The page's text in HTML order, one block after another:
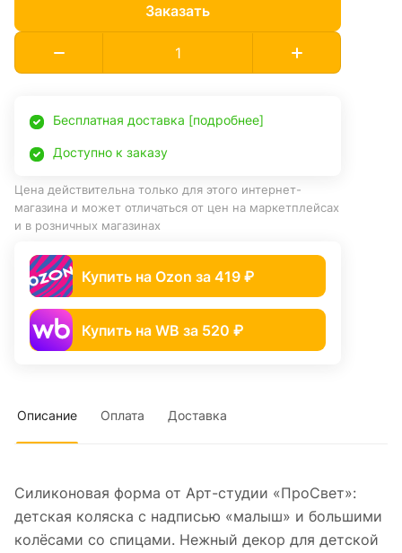
Заказать
Бесплатная доставка [подробнее]
Доступно к заказу
Цена действительна только для этого интернет-
магазина и может отличаться от цен на маркетплейсах
и в розничных магазинах
Купить на Ozon за 419 ₽
Купить на WB за 520 ₽
Описание Оплата Доставка
Силиконовая форма от Арт-студии «ПроСвет»:
детская коляска с надписью «малыш» и большими
колёсами со спицами. Нежный декор для детской